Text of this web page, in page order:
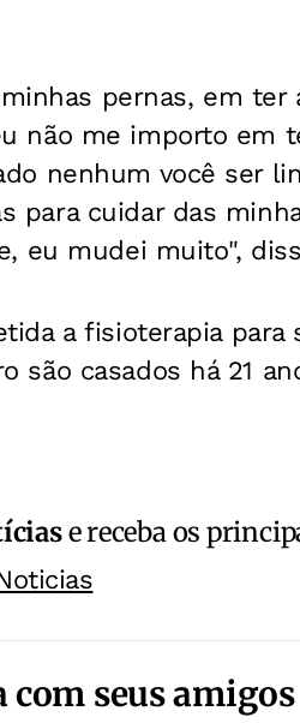
pernas, em ter
não me importo em
nenhum você ser
para cuidar das
eu mudei muito",
a fisioterapia para
são casados há 21
e receba os
seus amigos